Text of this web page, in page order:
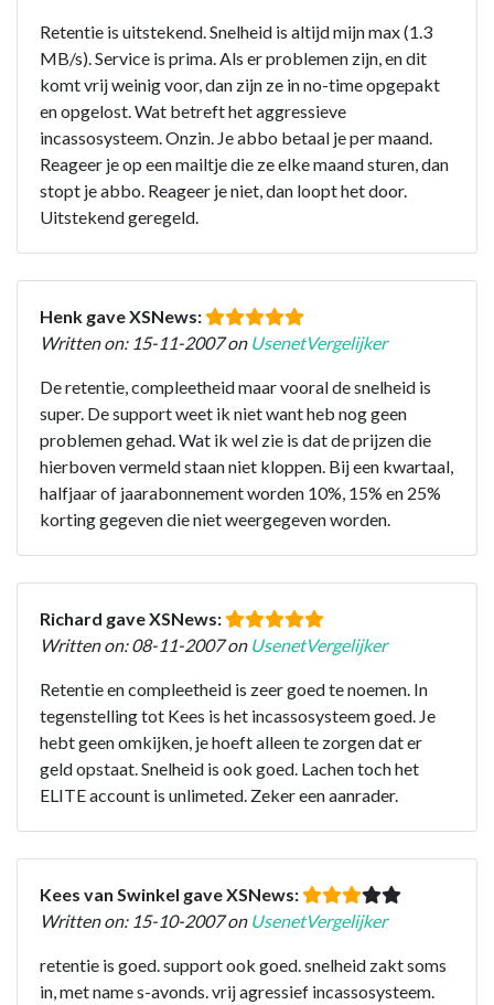
Retentie is uitstekend. Snelheid is altijd mijn max (1.3
MB/s). Service is prima. Als er problemen zijn, en dit
komt vrij weinig voor, dan zijn ze in no-time opgepakt
en opgelost. Wat betreft het aggressieve
incassosysteem. Onzin. Je abbo betaal je per maand.
Reageer je op een mailtje die ze elke maand sturen, dan
stopt je abbo. Reageer je niet, dan loopt het door.
Uitstekend geregeld.
Henk gave XSNews:
Written on: 15-11-2007 on UsenetVergelijker
De retentie, compleetheid maar vooral de snelheid is
super. De support weet ik niet want heb nog geen
problemen gehad. Wat ik wel zie is dat de prijzen die
hierboven vermeld staan niet kloppen. Bij een kwartaal,
halfjaar of jaarabonnement worden 10%, 15% en 25%
korting gegeven die niet weergegeven worden.
Richard gave XSNews:
Written on: 08-11-2007 on UsenetVergelijker
Retentie en compleetheid is zeer goed te noemen. In
tegenstelling tot Kees is het incassosysteem goed. Je
hebt geen omkijken, je hoeft alleen te zorgen dat er
geld opstaat. Snelheid is ook goed. Lachen toch het
ELITE account is unlimeted. Zeker een aanrader.
Kees van Swinkel gave XSNews:
Written on: 15-10-2007 on UsenetVergelijker
retentie is goed. support ook goed. snelheid zakt soms
in, met name s-avonds. vrij agressief incassosysteem.